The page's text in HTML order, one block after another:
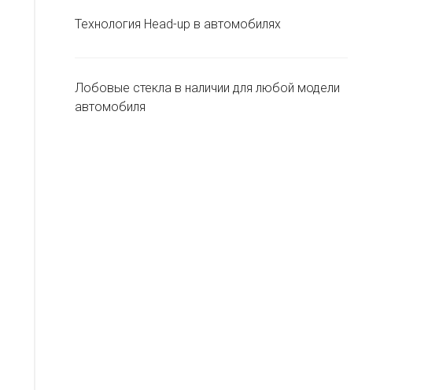
Технология Head-up в автомобилях
Лобовые стекла в наличии для любой модели
автомобиля